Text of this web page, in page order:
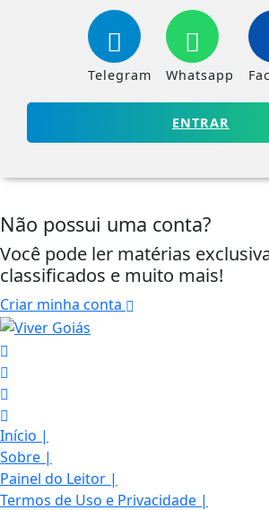
Telegram Whatsapp
ENTRAR
Não possui uma conta?
Você pode ler matérias
classificados e muito mais!
Criar minha conta
Início |
Sobre |
Painel do Leitor |
Termos de Uso e Privacidade |
Termos de Uso e Privacidade
Esse site utiliza cookies para